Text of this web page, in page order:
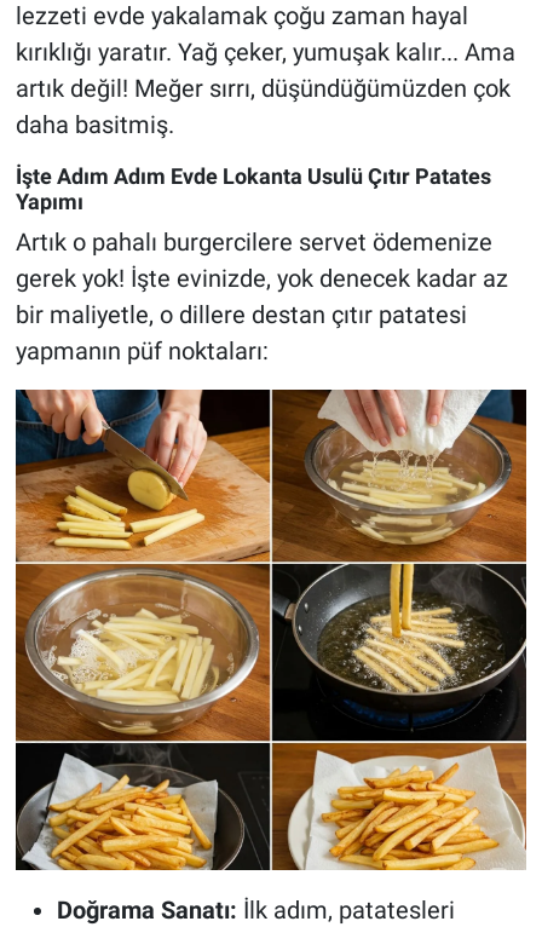
lezzeti evde yakalamak çoğu zaman hayal
kırıklığı yaratır. Yağ çeker, yumuşak kalır... Ama
artık değil! Meğer sırrı, düşündüğümüzden çok
daha basitmiş.
İşte Adım Adım Evde Lokanta Usulü Çıtır Patates
Yapımı
Artık o pahalı burgercilere servet ödemenize
gerek yok! İşte evinizde, yok denecek kadar az
bir maliyetle, o dillere destan çıtır patatesi
yapmanın püf noktaları:
Doğrama Sanatı: İlk adım, patatesleri